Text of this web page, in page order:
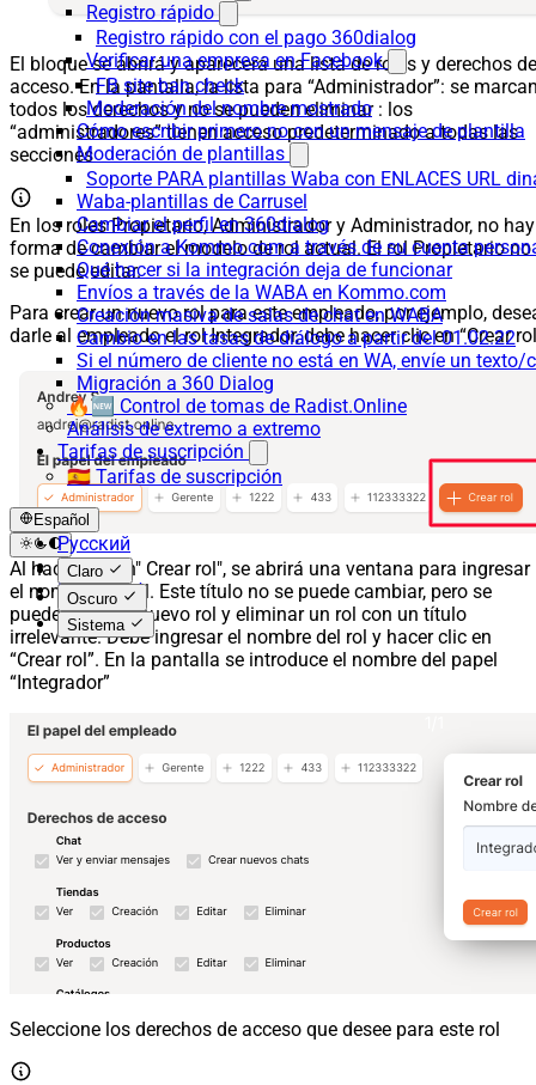
Registro rápido
Registro rápido con el pago 360dialog
Verificar una empresa en Facebook
FB site ban check
Moderación del nombre mostrado
Cómo escribir primero no con un mensaje de plantilla
Moderación de plantillas
Soporte PARA plantillas Waba con ENLACES URL
Waba-plantillas de Carrusel
Cambiar el perfil en 360dialog
Conexión a Kommo.com a través de su cuenta
Qué hacer si la integración deja de funcionar
Envíos a través de la WABA en Kommo.com
Creación masiva de salas de chat en WABA
Cambio en las tasas de diálogo a partir del 01.02.22
Si el número de cliente no está en WA, envíe un
Migración a 360 Dialog
🔥🆕 Control de tomas de Radist.Online
Análisis de extremo a extremo
Tarifas de suscripción
🇪🇸 Tarifas de suscripción
Español
Русский
English
Español
Claro
Oscuro
Sistema
El bloque se abrirá y aparecerá una lista de roles y derechos de
acceso. En la pantalla, la lista para “Administrador”: se
todos los derechos y no se pueden eliminar : los
“administradores” tienen acceso predeterminado a todas las
secciones
En los roles Propietario, Administrador y Administrador, no hay
forma de cambiar el modelo de rol actual. El rol Propietario no
se puede editar.
Para crear un nuevo rol para este empleado, por ejemplo,
darle al empleado el rol Integrador, debe hacer clic en “Crear
Al hacer clic en" Crear rol", se abrirá una ventana para ingresar
el nombre del rol. Este título no se puede cambiar, pero se
puede crear un nuevo rol y eliminar un rol con un título
irrelevante. Debe ingresar el nombre del rol y hacer clic en
“Crear rol”. En la pantalla se introduce el nombre del papel
“Integrador”
Seleccione los derechos de acceso que desee para este rol